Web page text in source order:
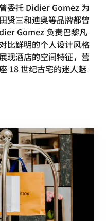
委托 Didier Gomez 为
贤三和迪奥等品牌都曾
Gomez 负责巴黎凡
比鲜明的个人设计风格
现酒店的空间特征，营
18 世纪古宅的迷人魅